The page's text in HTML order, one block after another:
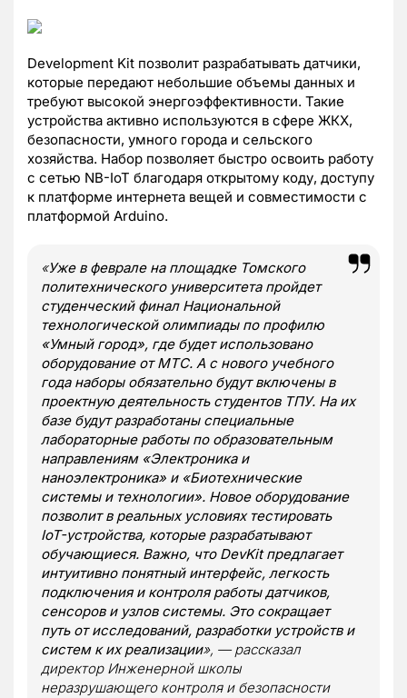
Development Kit позволит разрабатывать датчики,
которые передают небольшие объемы данных и
требуют высокой энергоэффективности. Такие
устройства активно используются в сфере ЖКХ,
безопасности, умного города и сельского
хозяйства. Набор позволяет быстро освоить работу
с сетью NB-IoT благодаря открытому коду, доступу
к платформе интернета вещей и совместимости с
платформой Arduino.
«Уже в феврале на площадке Томского
политехнического университета пройдет
студенческий финал Национальной
технологической олимпиады по профилю
«Умный город», где будет использовано
оборудование от МТС. А с нового учебного
года наборы обязательно будут включены в
проектную деятельность студентов ТПУ. На их
базе будут разработаны специальные
лабораторные работы по образовательным
направлениям «Электроника и
наноэлектроника» и «Биотехнические
системы и технологии». Новое оборудование
позволит в реальных условиях тестировать
IoT-устройства, которые разрабатывают
обучающиеся. Важно, что DevKit предлагает
интуитивно понятный интерфейс, легкость
подключения и контроля работы датчиков,
сенсоров и узлов системы. Это сокращает
путь от исследований, разработки устройств и
систем к их реализации», — рассказал
директор Инженерной школы
неразрушающего контроля и безопасности